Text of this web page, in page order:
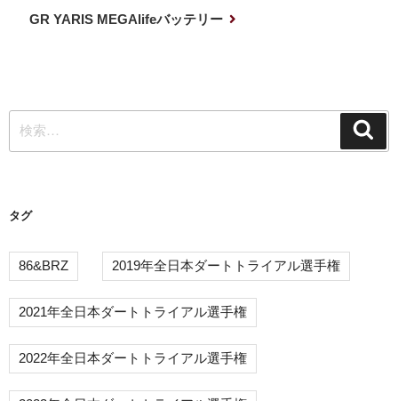
シ
ョ
GR YARIS MEGAlifeバッテリー
索:
タグ
86&BRZ 2019年全日本ダートトライアル選手権
2021年全日本ダートトライアル選手権
2022年全日本ダートトライアル選手権